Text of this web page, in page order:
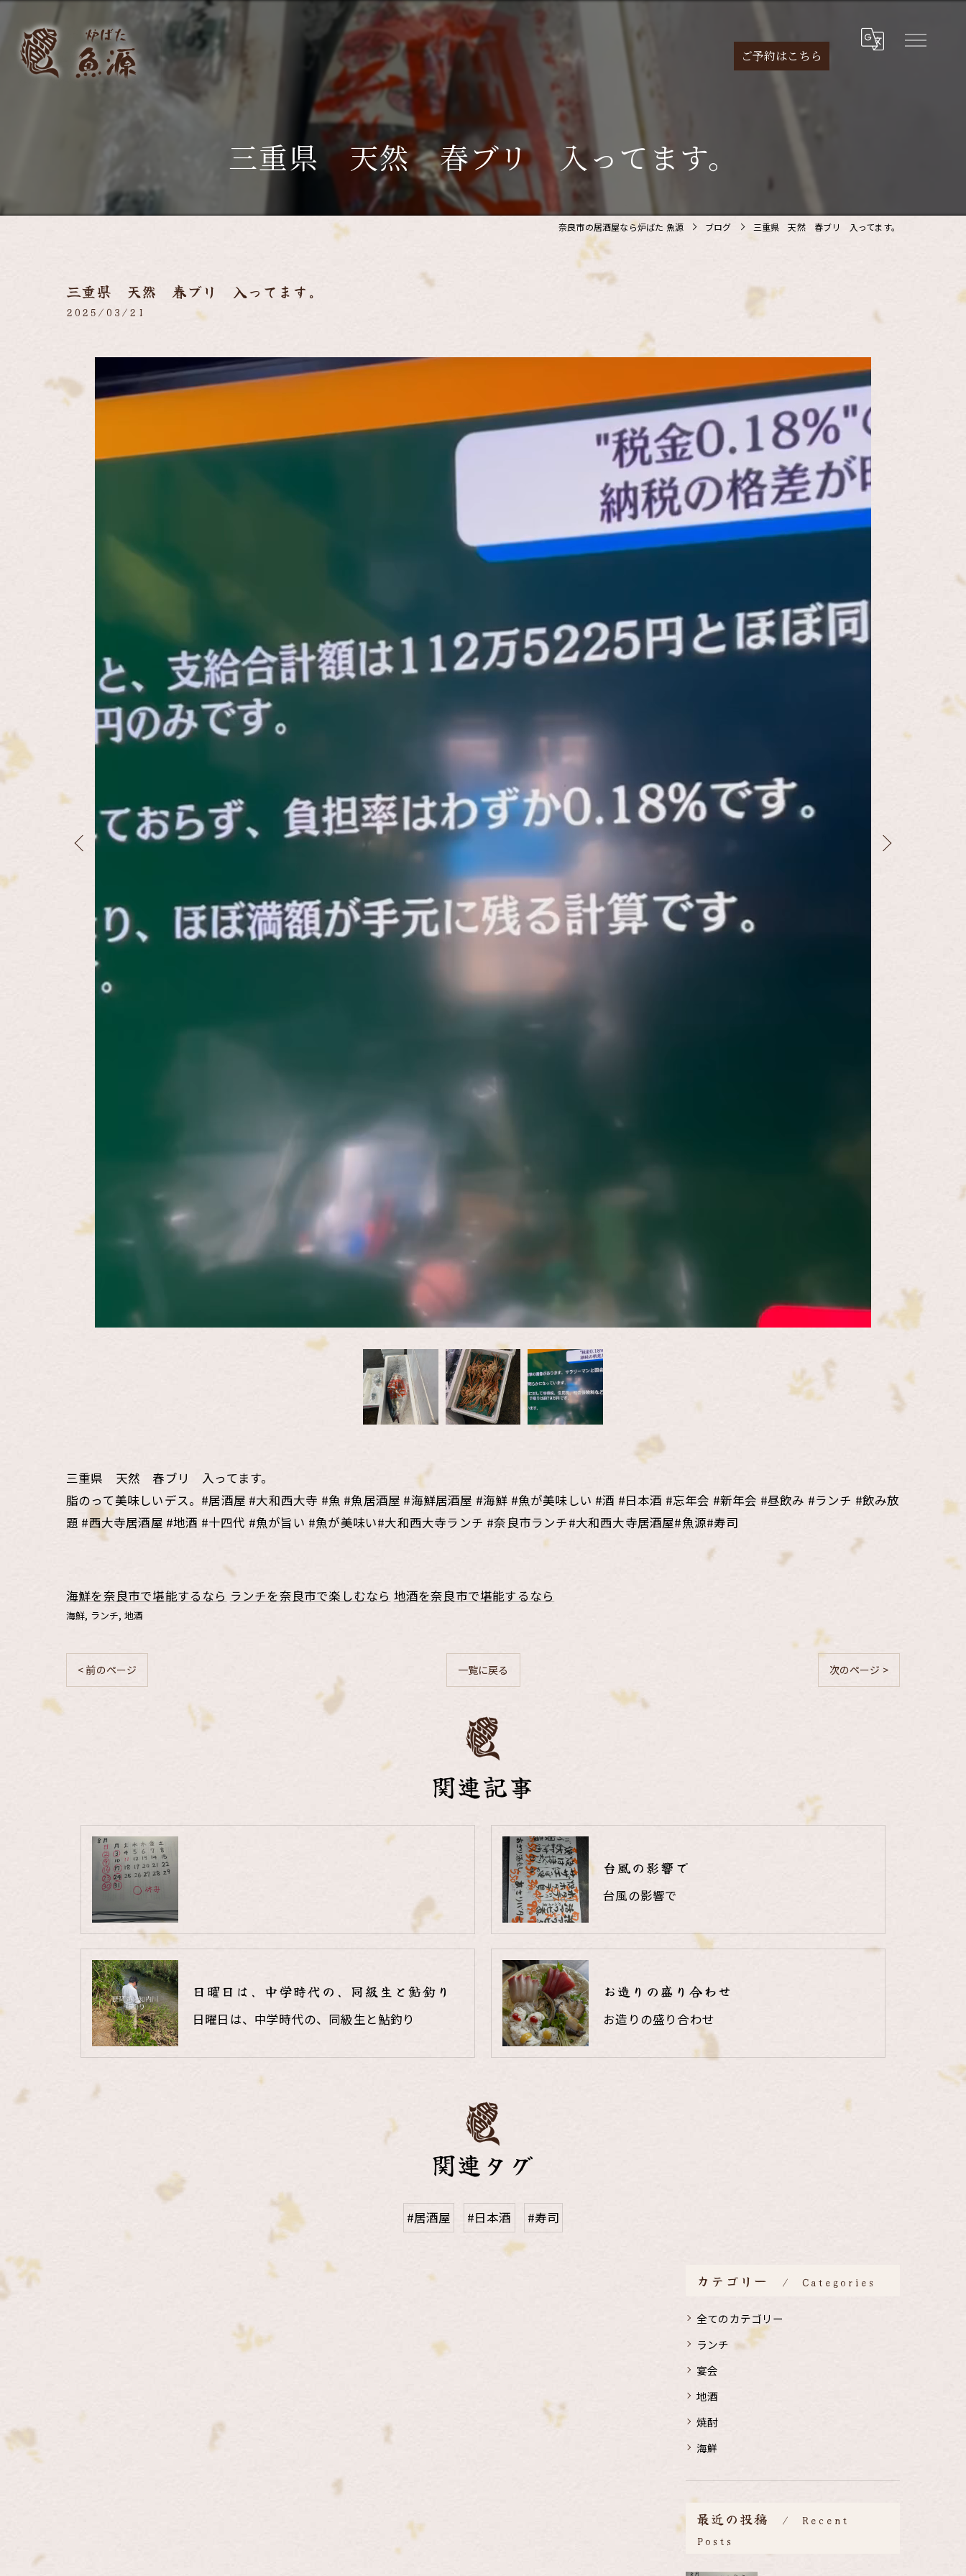
ご予約はこちら
三重県 天然 春ブリ 入ってます。
奈良市の居酒屋なら炉ばた 魚源 ブログ 三重県 天然 春ブリ 入ってます。
三重県 天然 春ブリ 入ってます。
2025/03/21
三重県 天然 春ブリ 入ってます。
脂のって美味しいデス。#居酒屋 #大和西大寺 #魚 #魚居酒屋 #海鮮居酒屋 #海鮮 #魚が美味しい #酒 #日本酒 #忘年会 #新年会 #昼飲み #ランチ #飲み放
題 #西大寺居酒屋 #地酒 #十四代 #魚が旨い #魚が美味い#大和西大寺ランチ #奈良市ランチ#大和西大寺居酒屋#魚源#寿司
海鮮を奈良市で堪能するなら ランチを奈良市で楽しむなら 地酒を奈良市で堪能するなら
海鮮 ランチ 地酒
< 前のページ 一覧に戻る 次のページ >
関連記事
台風の影響で
台風の影響で
日曜日は、中学時代の、同級生と鮎釣り
日曜日は、中学時代の、同級生と鮎釣り
お造りの盛り合わせ
お造りの盛り合わせ
関連タグ
#居酒屋 #日本酒 #寿司
カテゴリー Categories
全てのカテゴリー
ランチ
宴会
地酒
焼酎
海鮮
最近の投稿
Recent
Posts